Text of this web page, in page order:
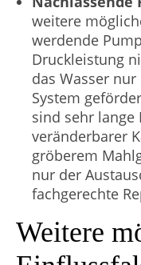
weitere
werdende
Druckleistung
das Wasser
System
sind sehr lange
veränderbarer
gröberem
nur der
fachgerechte
Weitere